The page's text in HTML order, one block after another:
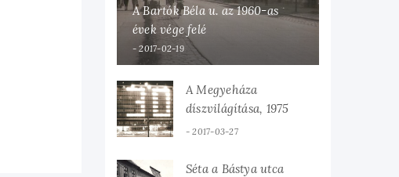
A Bartók Béla u. az 1960-as
évek vége felé
2017-02-19
A Megyeháza
díszvilágítása, 1975
2017-03-27
Séta a Bástya utca